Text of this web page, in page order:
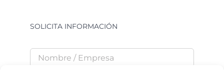
SOLICITA INFORMACIÓN